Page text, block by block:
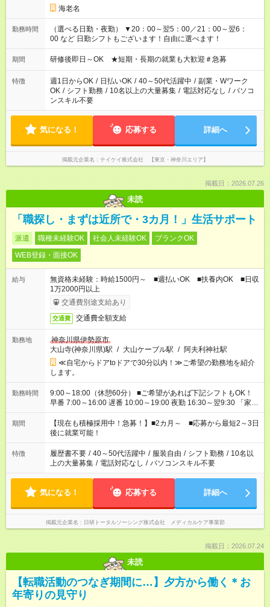
海老名
勤務時間
（選べる日勤・夜勤） ▼20：00～翌5：00／21：00～翌6：
00 など 日勤シフトもございます！自由に選べます！
期間 研修後即日～OK ★短期・長期の就業も大歓迎＃急募
特徴 週1日からOK / 日払いOK / 40～50代活躍中 / 副業・Wワーク
OK / シフト勤務 / 10名以上の大量募集 / 電話対応なし / パソコ
ンスキル不要
気になる！ 応募する 詳細へ
掲載元企業名 テイケイ株式会社 【東京・神奈川エリア】
掲載日：2026.07.26
未読
「職探し・まずは近所で・3カ月！」生活サポート
派遣 職種未経験OK 社会人未経験OK
ブランクOK
WEB登録・面接OK
給与
無資格未経験：時給1500円～ ■週払いOK ■扶養内OK ■日収
1万2000円以上
交通費別途支給あり
交通費 交通費全額支給
勤務地
神奈川県伊勢原市
大山寺(神奈川県)駅 / 大山ケーブル駅 / 阿夫利神社駅
≪自宅からドアtoドアで30分以内！≫ご希望の勤務地を紹介
します。
勤務時間
9:00～18:00（休憩60分） ■ご希望があれば下記シフトもOK！
早番 7:00～16:00 遅番 10:00～19:00 夜勤 16:30～翌9:30 「家族
と休みを合わせたい」 「余裕を持って夕飯の準備がしたい」
「できれば残業はしたくない」 など、ご希望を教えてください
ね。 ※Wワーク希望の方へ 今ご覧のお仕事で希望する勤務時間
と、もう1つのお仕事の勤務時間。 合計で週40時間を超える場
合は応募できません。
期間
【現在も積極採用中！急募！】■2カ月～ ■応募から最短2～3日
後に就業可能！
特徴 履歴書不要 / 40～50代活躍中 / 服装自由 / シフト勤務 / 10名以
上の大量募集 / 電話対応なし / パソコンスキル不要
気になる！ 応募する 詳細へ
掲載元企業名 日研トータルソーシング株式会社 メディカルケア事業部
掲載日：2026.07.24
未読
【転職活動のつなぎ期間に…】夕方から働く＊お
年寄りの見守り